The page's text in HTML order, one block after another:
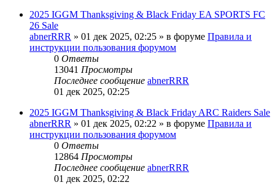
2025 IGGM Thanksgiving & Black Friday EA SPORTS FC
26 Sale
abnerRRR » 01 дек 2025, 02:25 » в форуме Правила и
инструкции пользования форумом
0 Ответы
13041 Просмотры
Последнее сообщение abnerRRR
01 дек 2025, 02:25
2025 IGGM Thanksgiving & Black Friday ARC Raiders Sale
abnerRRR » 01 дек 2025, 02:22 » в форуме Правила и
инструкции пользования форумом
0 Ответы
12864 Просмотры
Последнее сообщение abnerRRR
01 дек 2025, 02:22